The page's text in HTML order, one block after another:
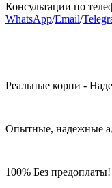
Консультации по
WhatsApp/Email/
Реальные корни -
Опытные, надежные
100% Без предоплаты!